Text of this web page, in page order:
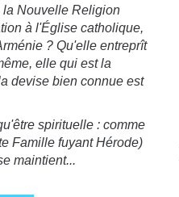
la Nouvelle Religion
à l'Église catholique,
? Qu'elle entreprît
elle qui estla
devise bien connue est
spirituelle : comme
Famille fuyant Hérode)
maintient...